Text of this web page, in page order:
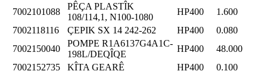
7002101088
PÊÇA PLASTÎK
108/114,1, N100-1080
HP400
1.600
7002118116
ÇEPIK SX 14 242-262 HP400
0.080
7002150040
POMPE R1A6137G4A1C-
198L/DEQÎQE
HP400
48.000
7002152735
KÎTA GEARÊ HP400
0.100